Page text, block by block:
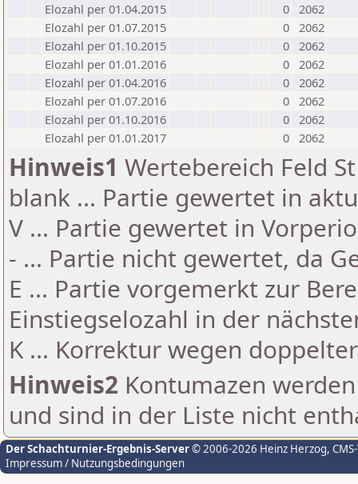
Elozahl per 01.04.2015
0 2062
Elozahl per 01.07.2015
0 2062
Elozahl per 01.10.2015
0 2062
Elozahl per 01.01.2016
0 2062
Elozahl per 01.04.2016
0 2062
Elozahl per 01.07.2016
0 2062
Elozahl per 01.10.2016
0 2062
Elozahl per 01.01.2017
0 2062
Hinweis1 Wertebereich Feld
blank ... Partie gewertet in
V ... Partie gewertet in
- ... Partie nicht gewertet, da
E ... Partie vorgemerkt zur
Einstiegselozahl in der
K ... Korrektur wegen
Hinweis2 Kontumazen
und sind in der Liste nicht
Der Schachturnier-Ergebnis-Server© 2006-2026 Heinz Herzog,
Impressum / Nutzungsbedingungen